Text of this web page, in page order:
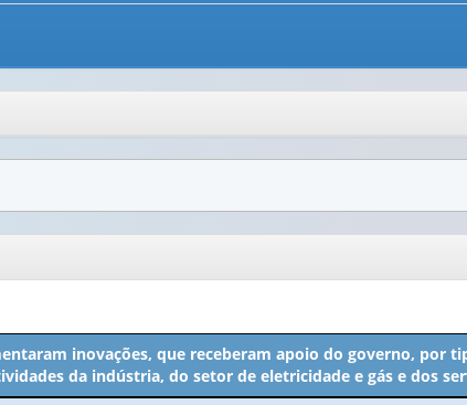
inovações, que receberam apoio do governo, por
da indústria, do setor de eletricidade e gás e dos